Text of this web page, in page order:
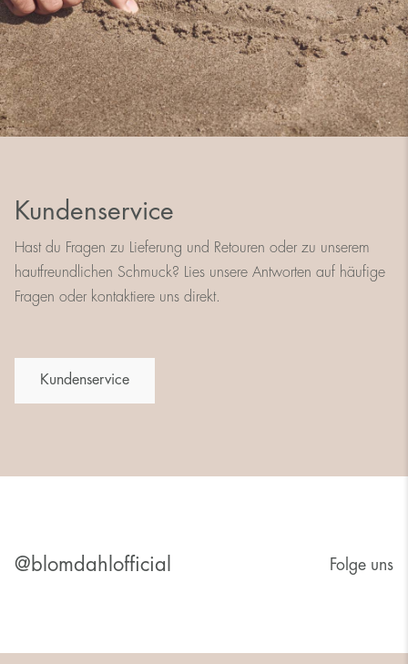
Kundenservice
Hast du Fragen zu Lieferung und Retouren oder zu unserem
hautfreundlichen Schmuck? Lies unsere Antworten auf häufige
Fragen oder kontaktiere uns direkt.
Kundenservice
@blomdahlofficial Folge uns